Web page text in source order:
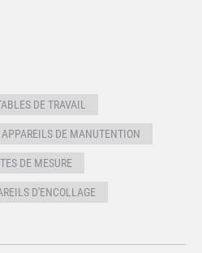
DE TRAVAIL
APPAREILS DE MANUTENTION
DE MESURE
D'ENCOLLAGE